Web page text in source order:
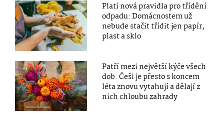
Platí nová pravidla pro třídění
odpadu: Domácnostem už
nebude stačit třídit jen papír,
plast a sklo
Patří mezi největší kýče všech
dob. Češi je přesto s koncem
léta znovu vytahují a dělají z
nich chloubu zahrady